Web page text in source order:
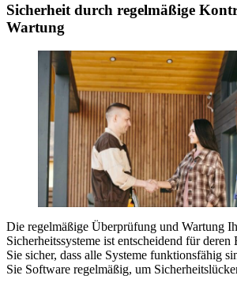
Sicherheit durch regelmäßige
Wartung
Die regelmäßige Überprüfung und Wartung
Sicherheitssysteme ist entscheidend für
Sie sicher, dass alle Systeme funktionsfähig
Sie Software regelmäßig, um